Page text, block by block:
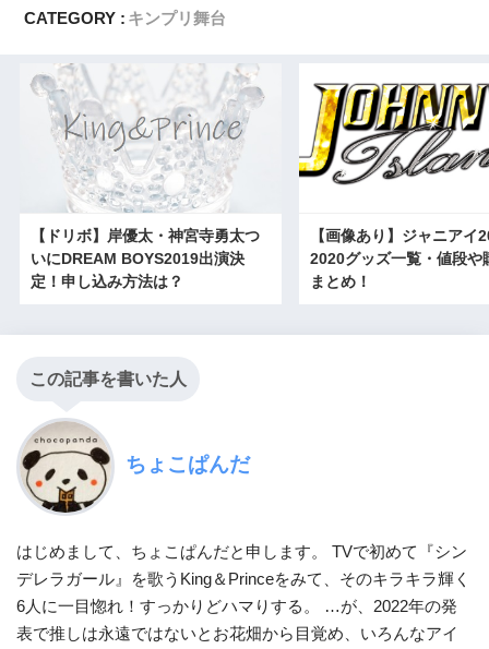
CATEGORY : キンプリ舞台
【ドリボ】岸優太・神宮寺勇太つ
いにDREAM BOYS2019出演決
定！申し込み方法は？
【画像あり】ジャニアイ
2020グッズ一覧・値段や
まとめ！
この記事を書いた人
ちょこぱんだ
はじめまして、ちょこぱんだと申します。 TVで初めて『シン
デレラガール』を歌うKing＆Princeをみて、そのキラキラ輝く
6人に一目惚れ！すっかりどハマりする。 …が、2022年の発
表で推しは永遠ではないとお花畑から目覚め、いろんなアイ